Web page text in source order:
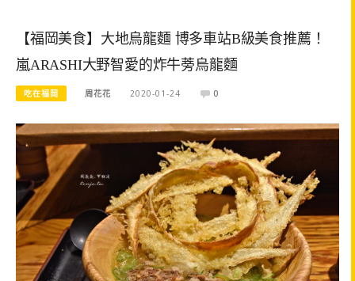
【福岡美食】大地烏龍麵 博多車站B級美食推薦！
嵐ARASHI大野智愛的炸牛蒡烏龍麵
吃在福岡 周花花 2020-01-24 0